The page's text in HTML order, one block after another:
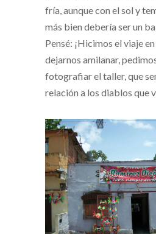
fría, aunque con el sol y
más bien debería ser un
Pensé: ¡Hicimos el viaje
dejarnos amilanar,
fotografiar el taller, que
relación a los diablos que